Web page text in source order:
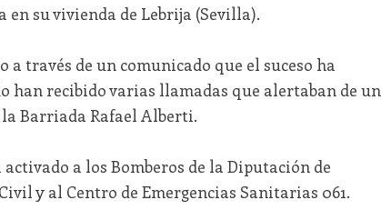
su vivienda de Lebrija (Sevilla).
a través de un comunicado que el suceso ha
han recibido varias llamadas que alertaban de un
la Barriada Rafael Alberti.
a los Bomberos de la Diputación de
y al Centro de Emergencias Sanitarias 061.